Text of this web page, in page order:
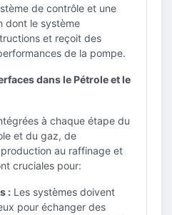
de contrôle et une
dont le système
et reçoit des
de la pompe.
dans le Pétrole et le
à chaque étape du
et du gaz, de
au raffinage et
cruciales pour:
: Les systèmes doivent
pour échanger des